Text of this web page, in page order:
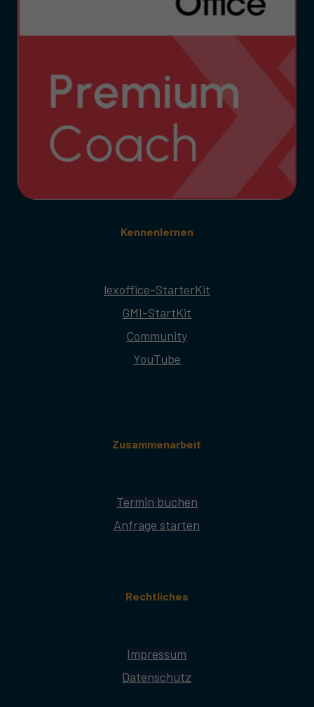
Kennenlernen
lexoffice-StarterKit
GMI-StartKit
Community
YouTube
Zusammenarbeit
Termin buchen
Anfrage starten
Rechtliches
Impressum
Datenschutz